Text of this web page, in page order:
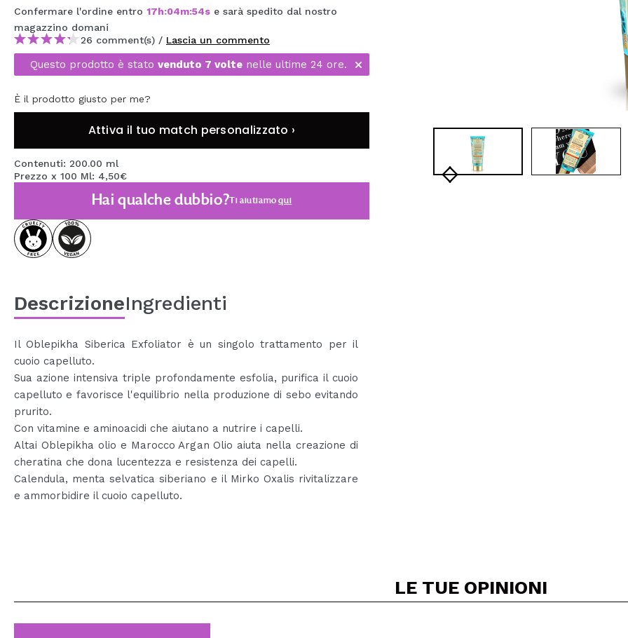
MAQUIFARMA
KOREA ZONE
TRAVEL SIZE
NATURE
SPECIALE
OUTLET
SONO TORNATI!
PROSSIMAMENTE
BLOG
Confermare l'ordine entro 17h:04m:54s e sarà spedito dal nostro
magazzino domani
26 comment(s) / Lascia un commento
Questo prodotto è stato venduto 7 voltenelle ultime 24 ore.
È il prodotto giusto per me?
Attiva il tuo match personalizzato ›
Contenuti: 200.00 ml
Prezzo x 100 Ml: 4,50€
Hai qualche dubbio?Ti aiutiamoqui
DescrizioneIngredienti
Il Oblepikha Siberica Exfoliator è un singolo trattamento per il
cuoio capelluto.
Sua azione intensiva triple profondamente esfolia, purifica il cuoio
capelluto e favorisce l'equilibrio nella produzione di sebo evitando
prurito.
Con vitamine e aminoacidi che aiutano a nutrire i capelli.
Altai Oblepikha olio e Marocco Argan Olio aiuta nella creazione di
cheratina che dona lucentezza e resistenza dei capelli.
Calendula, menta selvatica siberiano e il Mirko Oxalis rivitalizzare
e ammorbidire il cuoio capelluto.
LE TUE OPINIONI